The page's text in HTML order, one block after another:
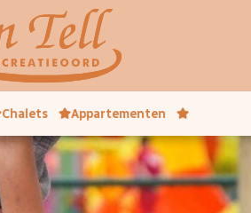
Chalets Appartementen